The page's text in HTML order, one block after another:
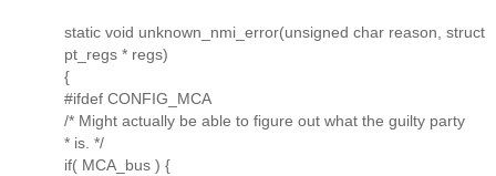
static void unknown_nmi_error(unsigned char reason, struct
pt_regs * regs)
{
#ifdef CONFIG_MCA
/* Might actually be able to figure out what the guilty party
* is. */
if( MCA_bus ) {